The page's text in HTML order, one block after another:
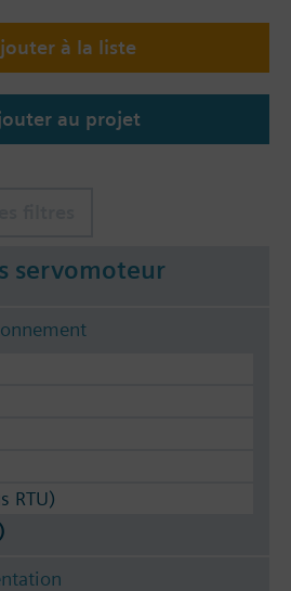
à la liste
au projet
servomoteur
RTU)